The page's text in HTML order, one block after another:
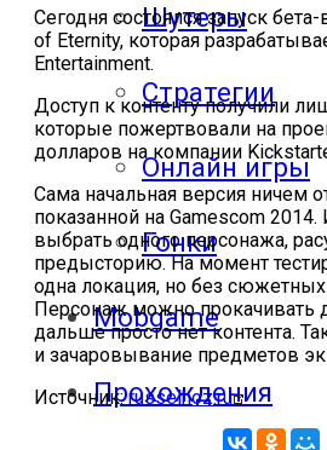
Шутеры
Стратегии
Онлайн игры
Гонки
Mobgame
Прохождения
Сегодня состоялся запуск
of Eternity, которая
Entertainment.
Доступ к контенту получили
которые пожертвовали на
долларов на компании
Сама начальная версия ничем
показанной на Gamescom
выбрать одного персонажа,
предысторию. На момент
одна локация, но без
Персонаж можно прокачивать
дальше просто нет контента.
и зачаровывание предметов
Источник:russelhoz.ru